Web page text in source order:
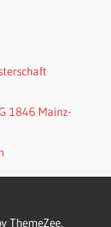
1846 Mainz-
ThemeZee.